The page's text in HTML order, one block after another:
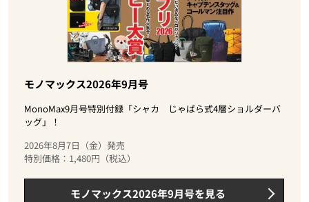
モノマックス2026年9月号
MonoMax9月号特別付録「シャカ じゃばら式4層ショルダーバ
ッグ」！
2026年8月7日（金）発売
特別価格：1,480円（税込）
モノマックス2026年9月号を見る